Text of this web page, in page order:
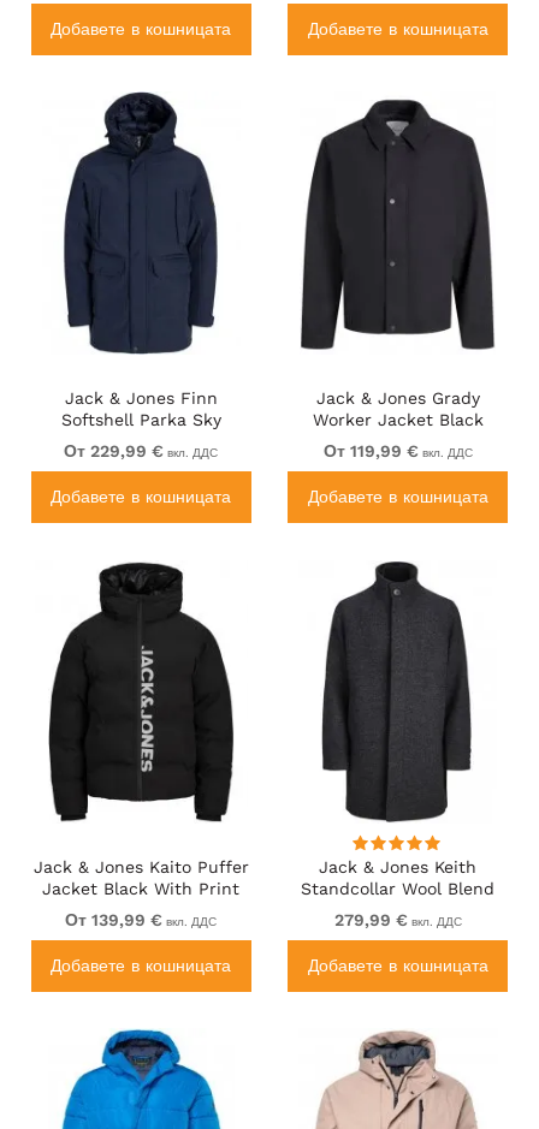
Добавете в кошницата Добавете в кошницата
Jack & Jones Finn
Softshell Parka Sky
Captain
От 229,99 € вкл. ДДС
Добавете в кошницата
Jack & Jones Grady
Worker Jacket Black
От 119,99 € вкл. ДДС
Добавете в кошницата
Jack & Jones Kaito Puffer
Jacket Black With Print
От 139,99 € вкл. ДДС
Добавете в кошницата
Jack & Jones Keith
Standcollar Wool Blend
Jacket Charcoal Grey
279,99 € вкл. ДДС
Добавете в кошницата